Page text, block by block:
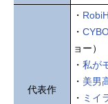
代表作
・
・
ョー）
・ 私が
・ 美男
・ ミイ